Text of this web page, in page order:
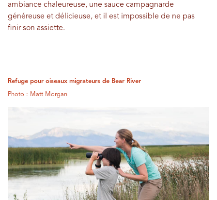
ambiance chaleureuse, une sauce campagnarde
généreuse et délicieuse, et il est impossible de ne pas
finir son assiette.
Refuge pour oiseaux migrateurs de Bear River
Photo : Matt Morgan